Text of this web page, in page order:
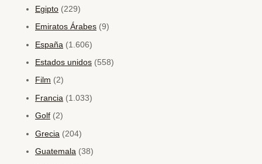
Egipto (229)
Emiratos Árabes (9)
España (1.606)
Estados unidos (558)
Film (2)
Francia (1.033)
Golf (2)
Grecia (204)
Guatemala (38)